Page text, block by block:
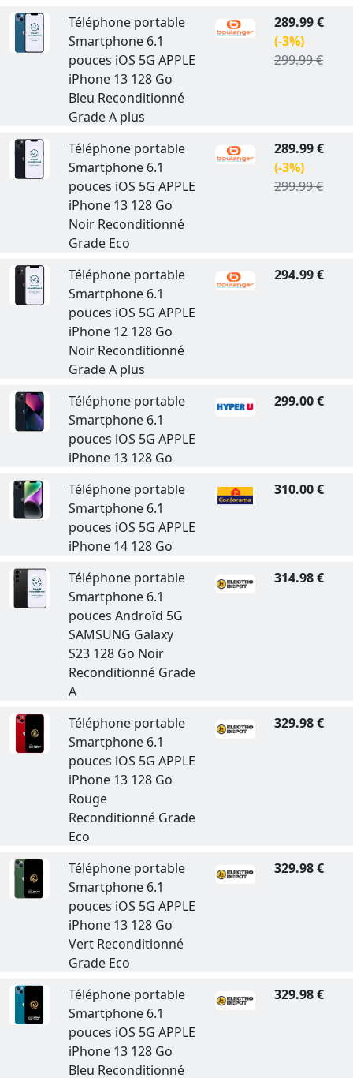
Téléphone portable
Smartphone 6.1
pouces iOS 5G APPLE
iPhone 13 128 Go
Bleu Reconditionné
Grade A plus
289.99 €
(-3%)
299.99 €
Téléphone portable
Smartphone 6.1
pouces iOS 5G APPLE
iPhone 13 128 Go
Noir Reconditionné
Grade Eco
289.99 €
(-3%)
299.99 €
Téléphone portable
Smartphone 6.1
pouces iOS 5G APPLE
iPhone 12 128 Go
Noir Reconditionné
Grade A plus
294.99 €
Téléphone portable
Smartphone 6.1
pouces iOS 5G APPLE
iPhone 13 128 Go
299.00 €
Téléphone portable
Smartphone 6.1
pouces iOS 5G APPLE
iPhone 14 128 Go
310.00 €
Téléphone portable
Smartphone 6.1
pouces Androïd 5G
SAMSUNG Galaxy
S23 128 Go Noir
Reconditionné Grade
A
314.98 €
Téléphone portable
Smartphone 6.1
pouces iOS 5G APPLE
iPhone 13 128 Go
Rouge
Reconditionné Grade
Eco
329.98 €
Téléphone portable
Smartphone 6.1
pouces iOS 5G APPLE
iPhone 13 128 Go
Vert Reconditionné
Grade Eco
329.98 €
Téléphone portable
Smartphone 6.1
pouces iOS 5G APPLE
iPhone 13 128 Go
Bleu Reconditionné
329.98 €